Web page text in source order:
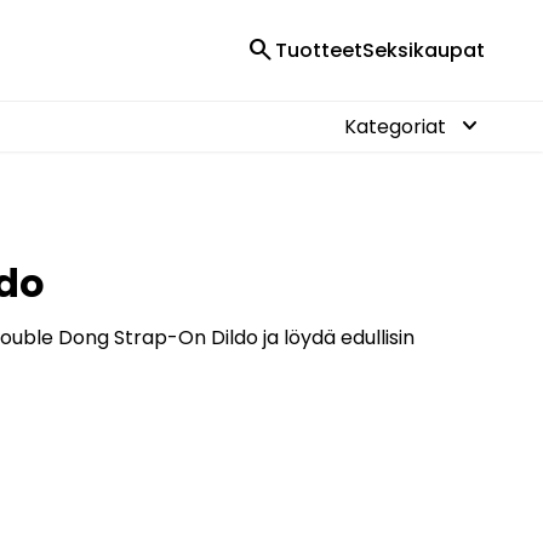
searchTuotteetSeksikaupat
Kategoriat keyboard_arrow_down
Dong Strap-On Dildo ja löydä edullisin